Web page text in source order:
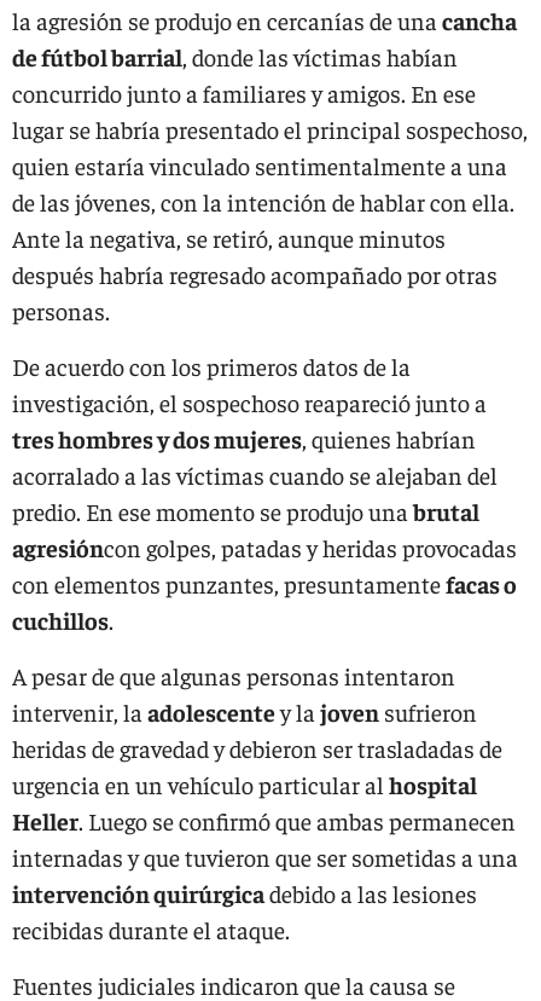
la agresión se produjo en cercanías de una cancha
de fútbol barrial, donde las víctimas habían
concurrido junto a familiares y amigos. En ese
lugar se habría presentado el principal sospechoso,
quien estaría vinculado sentimentalmente a una
de las jóvenes, con la intención de hablar con ella.
Ante la negativa, se retiró, aunque minutos
después habría regresado acompañado por otras
personas.
De acuerdo con los primeros datos de la
investigación, el sospechoso reapareció junto a
tres hombres y dos mujeres, quienes habrían
acorralado a las víctimas cuando se alejaban del
predio. En ese momento se produjo unabrutal
agresióncon golpes, patadas y heridas provocadas
con elementos punzantes, presuntamentefacas o
cuchillos.
A pesar de que algunas personas intentaron
intervenir, la adolescentey la joven sufrieron
heridas de gravedad y debieron ser trasladadas de
urgencia en un vehículo particular al hospital
Heller. Luego se confirmó que ambas permanecen
internadas y que tuvieron que ser sometidas a una
intervención quirúrgicadebido a las lesiones
recibidas durante el ataque.
Fuentes judiciales indicaron que la causa se